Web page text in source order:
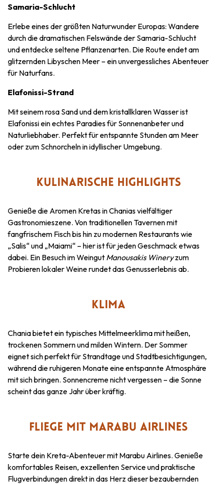
Samaria-Schlucht
Erlebe eines der größten Naturwunder Europas: Wandere
durch die dramatischen Felswände der Samaria-Schlucht
und entdecke seltene Pflanzenarten. Die Route endet am
glitzernden Libyschen Meer – ein unvergessliches Abenteuer
für Naturfans.
Elafonissi-Strand
Mit seinem rosa Sand und dem kristallklaren Wasser ist
Elafonissi ein echtes Paradies für Sonnenanbeter und
Naturliebhaber. Perfekt für entspannte Stunden am Meer
oder zum Schnorcheln in idyllischer Umgebung.
KULINARISCHE HIGHLIGHTS
Genieße die Aromen Kretas in Chanias vielfältiger
Gastronomieszene. Von traditionellen Tavernen mit
fangfrischem Fisch bis hin zu modernen Restaurants wie
„Salis“ und „Maiami“ – hier ist für jeden Geschmack etwas
dabei. Ein Besuch im Weingut Manousakis Wineryzum
Probieren lokaler Weine rundet das Genusserlebnis ab.
KLIMA
Chania bietet ein typisches Mittelmeerklima mit heißen,
trockenen Sommern und milden Wintern. Der Sommer
eignet sich perfekt für Strandtage und Stadtbesichtigungen,
während die ruhigeren Monate eine entspannte Atmosphäre
mit sich bringen. Sonnencreme nicht vergessen – die Sonne
scheint das ganze Jahr über kräftig.
FLIEGE MIT MARABU AIRLINES
Starte dein Kreta-Abenteuer mit Marabu Airlines. Genieße
komfortables Reisen, exzellenten Service und praktische
Flugverbindungen direkt in das Herz dieser bezaubernden